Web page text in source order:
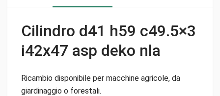
Cilindro d41 h59 c49.5×3
i42x47 asp deko nla
Ricambio disponibile per macchine agricole, da
giardinaggio o forestali.